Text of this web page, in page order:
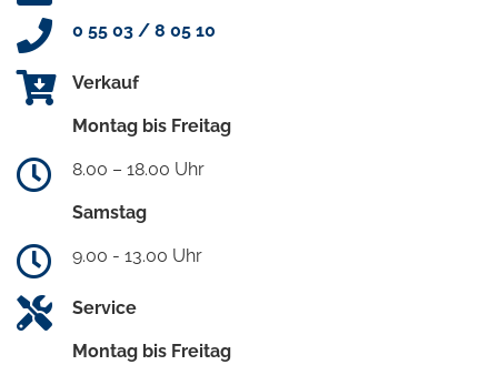
0 55 03 / 8 05 10
Verkauf
Montag bis Freitag
8.00 – 18.00 Uhr
Samstag
9.00 - 13.00 Uhr
Service
Montag bis Freitag